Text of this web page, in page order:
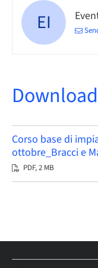
EI
Corso base di
ottobre_Bracci e
PDF, 2 MB